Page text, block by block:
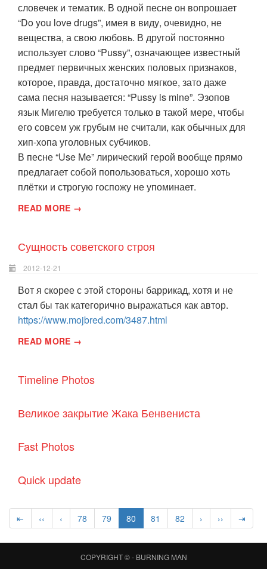
словечек и тематик. В одной песне он вопрошает
“Do you love drugs”, имея в виду, очевидно, не
вещества, а свою любовь. В другой постоянно
использует слово “Pussy”, означающее известный
предмет первичных женских половых признаков,
которое, правда, достаточно мягкое, зато даже
сама песня называется: “Pussy is mine”. Эзопов
язык Мигелю требуется только в такой мере, чтобы
его совсем уж грубым не считали, как обычных для
хип-хопа уголовных субчиков.
В песне “Use Me” лирический герой вообще прямо
предлагает собой попользоваться, хорошо хоть
плётки и строгую госпожу не упоминает.
READ MORE →
Сущность советского строя
2012-12-21
Вот я скорее с этой стороны баррикад, хотя и не
стал бы так категорично выражаться как автор.
https://www.mojbred.com/3487.html
READ MORE →
Timeline Photos
Великое закрытие Жака Бенвениста
Fast Photos
Quick update
⇤ ‹‹ ‹ 78 79 80 81 82 › ›› ⇥
COPYRIGHT © - BURNING MAN